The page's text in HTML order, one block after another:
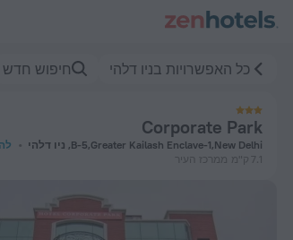
כל האפשרויות בניו דלהי חיפוש חדש
Corporate Park
B-5,Greater Kailash Enclave-1,New Delhi, ניו דלהי
7.1 ק"מ
ממרכז העיר
Corporate Park בניו דלהי — הזמינו עכשיו ב-ZenHotels.com